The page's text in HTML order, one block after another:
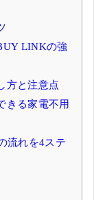
LINKの強
方と注意点
きる家電不用
流れを4ステ